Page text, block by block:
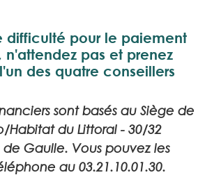
difficulté pour le paiement
pas et prenez
des quatre conseillers
sont basés au Siège de
Habitat du Littoral - 30/32
Gaulle. Vous pouvez les
au 03.21.10.01.30.